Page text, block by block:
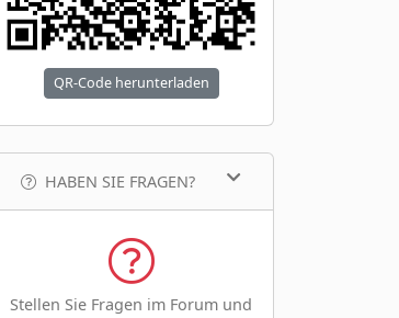
QR-Code herunterladen
HABEN SIE FRAGEN?
Stellen Sie Fragen im Forum und